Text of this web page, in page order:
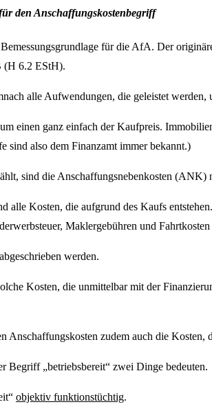
den Anschaffungskostenbegriff
für die AfA. Der
(H 6.2 EStH).
alle Aufwendungen, die geleistet
einen ganz einfach der Kaufpreis.
sind also dem Finanzamt immer bekannt.)
sind die Anschaffungsnebenkosten (ANK)
alle Kosten, die aufgrund des Kaufs
Maklergebühren und
werden.
Kosten, die unmittelbar mit der
Anschaffungskosten zudem auch die Kosten,
Begriff „betriebsbereit“ zwei Dinge bedeuten.
objektiv funktionstüchtig.